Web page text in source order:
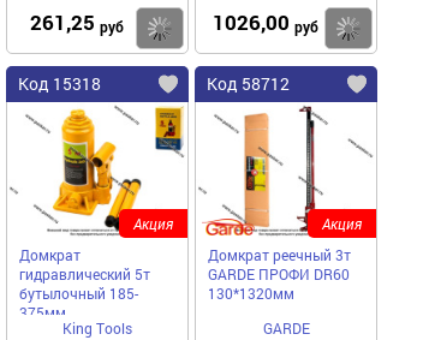
261,25 руб Купить
1026,00 руб
Код 15318
Домкрат
гидравлический 5т
бутылочный 185-
375мм
King Tools
Акция
Код 58712
Домкрат реечный 3т
GARDE ПРОФИ DR60
130*1320мм
GARDE
Акция